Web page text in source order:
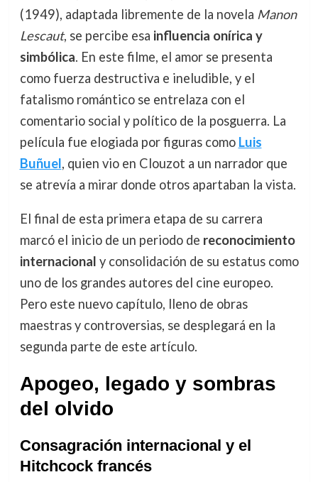
(1949), adaptada libremente de la novela Manon
Lescaut, se percibe esa influencia onírica y
simbólica. En este filme, el amor se presenta
como fuerza destructiva e ineludible, y el
fatalismo romántico se entrelaza con el
comentario social y político de la posguerra. La
película fue elogiada por figuras como Luis
Buñuel, quien vio en Clouzot a un narrador que
se atrevía a mirar donde otros apartaban la vista.
El final de esta primera etapa de su carrera
marcó el inicio de un periodo de reconocimiento
internacional y consolidación de su estatus como
uno de los grandes autores del cine europeo.
Pero este nuevo capítulo, lleno de obras
maestras y controversias, se desplegará en la
segunda parte de este artículo.
Apogeo, legado y sombras
del olvido
Consagración internacional y el
Hitchcock francés